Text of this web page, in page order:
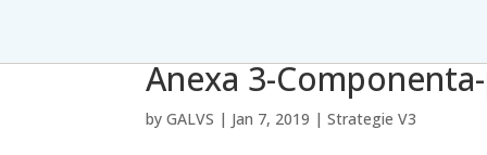
Anexa 3-
byGALVS | Jan 7, 2019 |Strategie V3